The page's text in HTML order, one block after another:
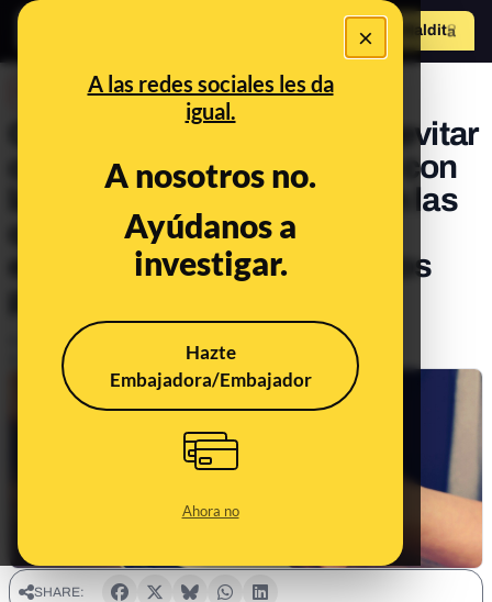
×
A las redes sociales les da
igual.
A nosotros no.
Ayúdanos a
investigar.
Hazte
Embajadora/Embajador
Ahora no
Hazte Maldito
Qué es el 'vishing' y cómo evitar
caer en este timo: cuidado con
las llamadas telefónicas en las
que se hacen pasar por
empresas para pedirte datos
Publicado el
Actualizado el
Jun 20, 2022, 8:03:00 AM
SHARE: